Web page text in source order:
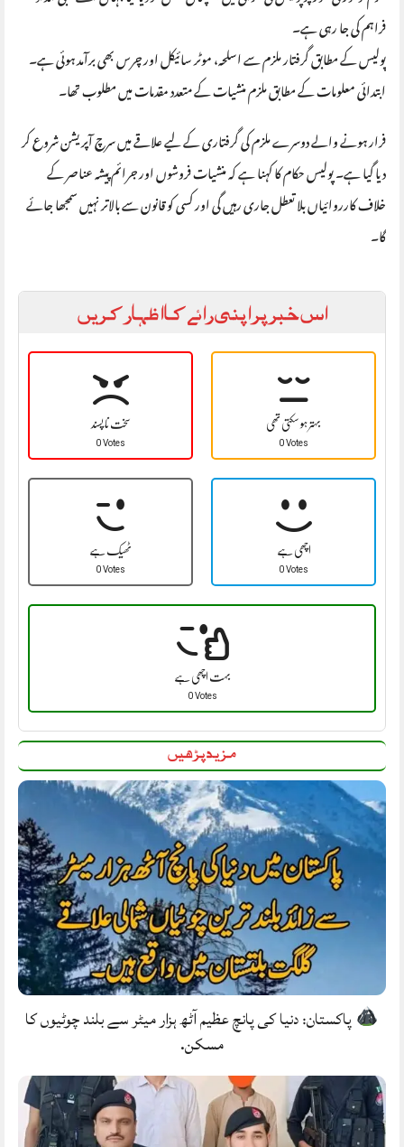
فراہم کی جا رہی ہے۔
پولیس کے مطابق گرفتار ملزم سے اسلحہ، موٹر سائیکل اور چرس بھی برآمد ہوئی ہے۔
ابتدائی معلومات کے مطابق ملزم منشیات کے متعدد مقدمات میں مطلوب تھا۔
فرار ہونے والے دوسرے ملزم کی گرفتاری کے لیے علاقے میں سرچ آپریشن شروع کر
دیا گیا ہے۔ پولیس حکام کا کہنا ہے کہ منشیات فروشوں اور جرائم پیشہ عناصر کے
خلاف کارروائیاں بلا تعطل جاری رہیں گی اور کسی کو قانون سے بالاتر نہیں سمجھا جائے
گا۔
اس خبر پر اپنی رائے کا اظہار کریں
سخت نا پسند
0 Votes
بہتر ہو سکتی تھی
0 Votes
ٹھیک ہے
0 Votes
اچھی ہے
0 Votes
بہت اچھی ہے
0 Votes
مزید پڑھیں
پاکستان: دنیا کی پانچ عظیم آٹھ ہزار میٹر سے بلند چوٹیوں کا
مسکن.